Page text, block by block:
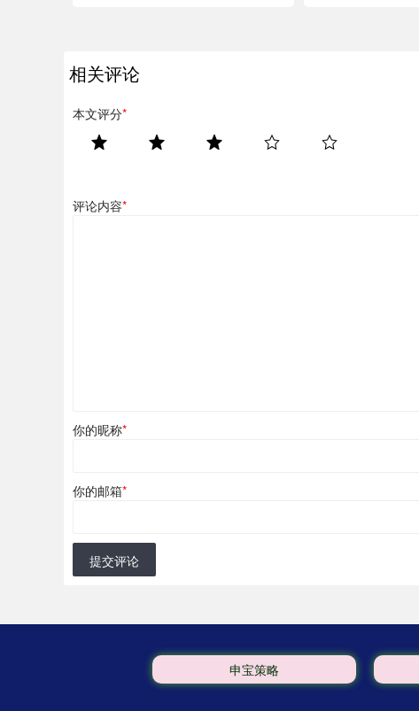
相关评论
本文评分*
评论内容*
你的昵称*
你的邮箱*
提交评论
申宝策略